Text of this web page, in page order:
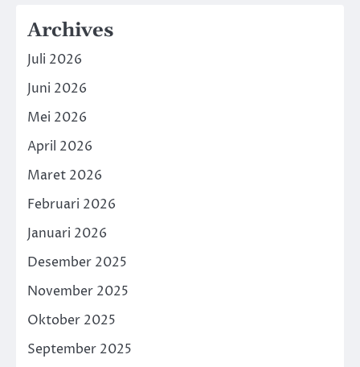
Archives
Juli 2026
Juni 2026
Mei 2026
April 2026
Maret 2026
Februari 2026
Januari 2026
Desember 2025
November 2025
Oktober 2025
September 2025